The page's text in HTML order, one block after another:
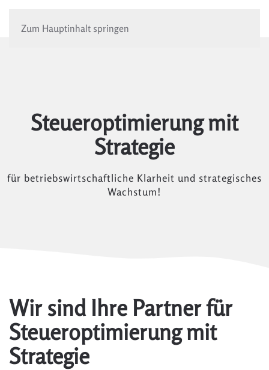
Zum Hauptinhalt springen
Steueroptimierung mit
Strategie
für betriebswirtschaftliche Klarheit und strategisches
Wachstum!
Wir sind Ihre Partner für
Steueroptimierung mit
Strategie